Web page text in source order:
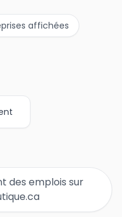
affichées
des emplois sur